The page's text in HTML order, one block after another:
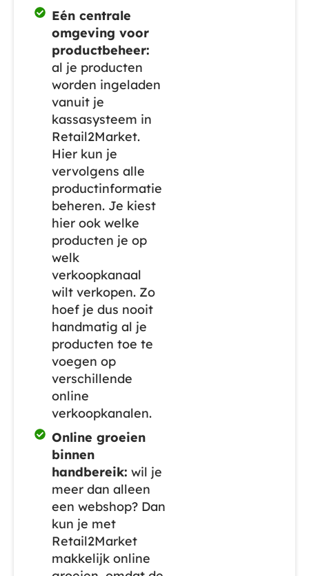
Eén centrale
omgeving voor
productbeheer:
al je producten
worden ingeladen
vanuit je
kassasysteem in
Retail2Market.
Hier kun je
vervolgens alle
productinformatie
beheren. Je kiest
hier ook welke
producten je op
welk
verkoopkanaal
wilt verkopen. Zo
hoef je dus nooit
handmatig al je
producten toe te
voegen op
verschillende
online
verkoopkanalen.
Online groeien
binnen
handbereik: wil je
meer dan alleen
een webshop? Dan
kun je met
Retail2Market
makkelijk online